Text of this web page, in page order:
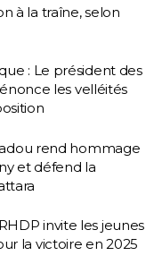
à la traîne, selon
: Le président des
les velléités
rend hommage
et défend la
invite les jeunes
la victoire en 2025